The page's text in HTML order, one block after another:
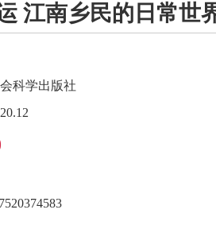
江南乡民的日常世
科学出版社